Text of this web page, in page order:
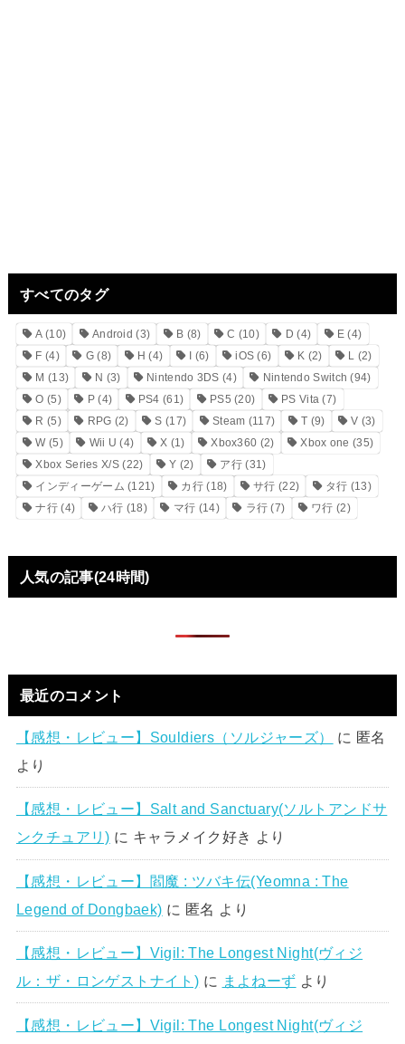
すべてのタグ
A(10) Android (3) B (8) C (10) D (4) E (4)
F (4) G(8) H (4) (6) iOS (6) K (2) L (2)
M (13) N (3) Nintendo 3DS (4) Nintendo Switch (94)
O (5) P(4) PS4 (61) PS5 (20) PS Vita (7)
R (5) RPG (2) S (17) Steam (117) T (9) V (3)
W (5) Wii U (4) X (1) Xbox360 (2) Xbox one (35)
Xbox Series X/S(22) Y (2) ア行(31)
インディーゲーム (121) カ行(18) サ行 (22) タ行 (13)
ナ行 (4) ハ行 (18) マ行 (14) ラ行 (7) ワ行 (2)
人気の記事(24時間)
最近のコメント
【感想・レビュー】Souldiers（ソルジャーズ） に 匿名
より
【感想・レビュー】Salt and Sanctuary(ソルトアンドサ
ンクチュアリ) に キャラメイク好き より
【感想・レビュー】閻魔 : ツバキ伝(Yeomna : The
Legend of Dongbaek) に 匿名 より
【感想・レビュー】Vigil: The Longest Night(ヴィジ
ル：ザ・ロンゲストナイト) に まよねーず より
【感想・レビュー】Vigil: The Longest Night(ヴィジ